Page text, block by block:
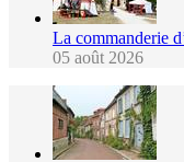
La commanderie
05 août 2026